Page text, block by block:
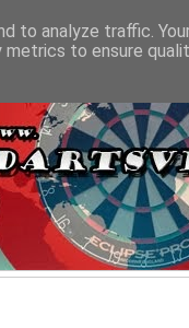
to analyze traffic.
to ensure